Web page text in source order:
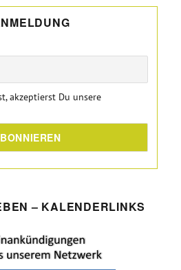
akzeptierst Du unsere
– KALENDERLINKS